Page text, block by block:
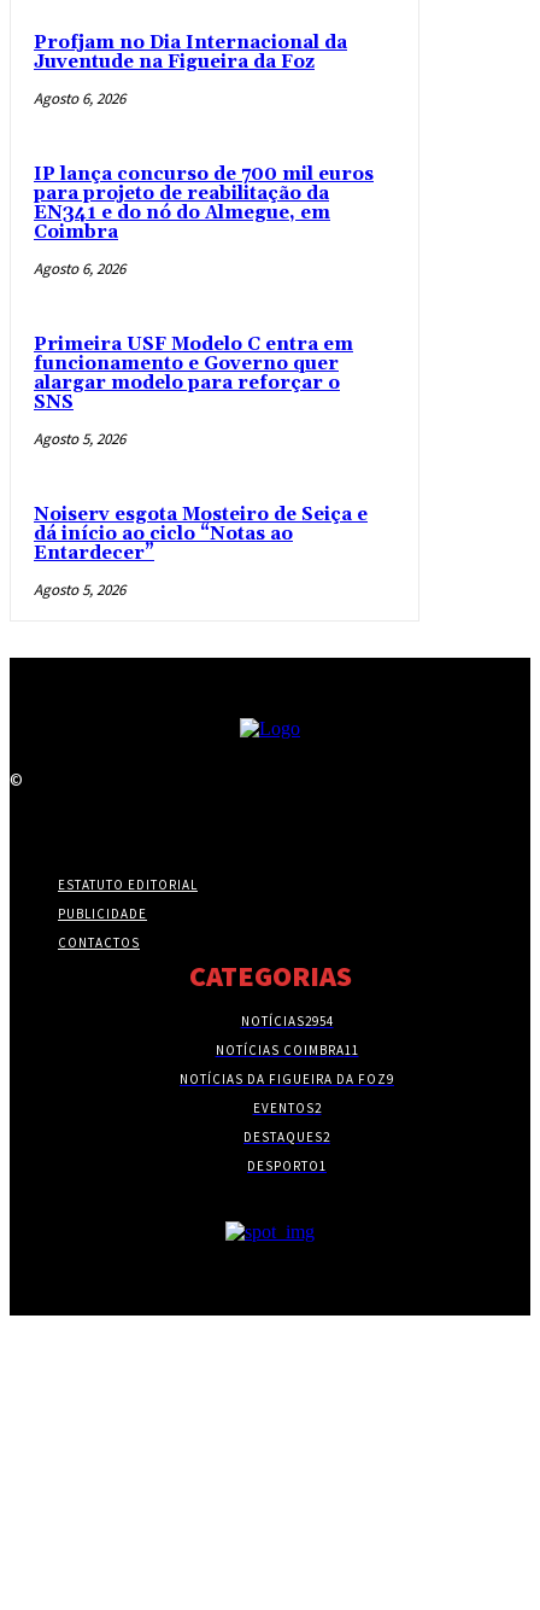
Profjam no Dia Internacional da
Juventude na Figueira da Foz
Agosto 6, 2026
IP lança concurso de 700 mil euros
para projeto de reabilitação da
EN341 e do nó do Almegue, em
Coimbra
Agosto 6, 2026
Primeira USF Modelo C entra em
funcionamento e Governo quer
alargar modelo para reforçar o
SNS
Agosto 5, 2026
Noiserv esgota Mosteiro de Seiça e
dá início ao ciclo “Notas ao
Entardecer”
Agosto 5, 2026
©
ESTATUTO EDITORIAL
PUBLICIDADE
CONTACTOS
CATEGORIAS
NOTÍCIAS2954
NOTÍCIAS COIMBRA11
NOTÍCIAS DA FIGUEIRA DA FOZ9
EVENTOS2
DESTAQUES2
DESPORTO1